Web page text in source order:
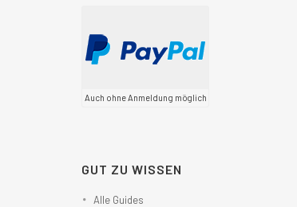
Auch ohne Anmeldung möglich
GUT ZU WISSEN
Alle Guides